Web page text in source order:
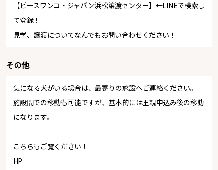
【ピースワンコ・ジャパン浜松譲渡センター】←LINEで検索し
て登録！
見学、譲渡についてなんでもお問い合わせください！
その他
気になる犬がいる場合は、最寄りの施設へご連絡ください。
施設間での移動も可能ですが、基本的には里親申込み後の移動
になります。
こちらもご覧ください！
HP